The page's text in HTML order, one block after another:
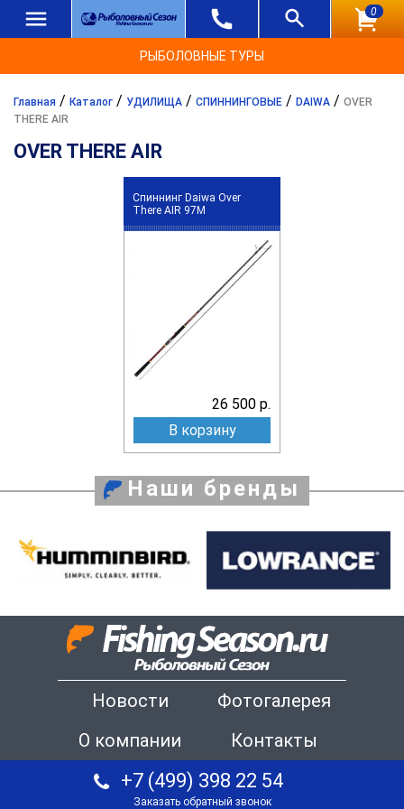
0
РЫБОЛОВНЫЕ ТУРЫ
Главная / Каталог / УДИЛИЩА / СПИННИНГОВЫЕ / DAIWA / OVER
THERE AIR
OVER THERE AIR
Спиннинг Daiwa Over
There AIR 97M
26 500 р.
В корзину
Наши бренды
Новости
Фотогалерея
О компании
Контакты
+7 (499) 398 22 54
Заказать обратный звонок